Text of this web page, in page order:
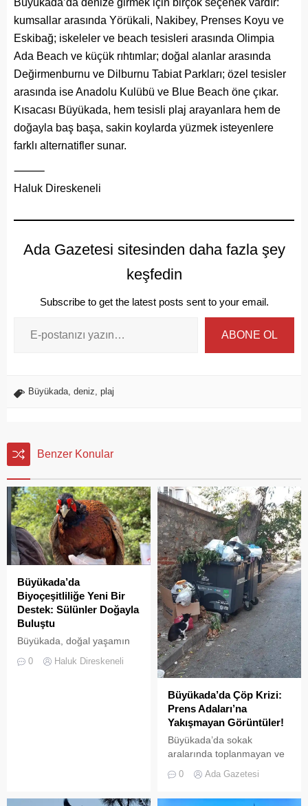
kumsallar arasında Yörükali, Nakibey, Prenses Koyu ve
Eskibağ; iskeleler ve beach tesisleri arasında Olimpia
Ada Beach ve küçük rıhtımlar; doğal alanlar arasında
Değirmenburnu ve Dilburnu Tabiat Parkları; özel tesisler
arasında ise Anadolu Kulübü ve Blue Beach öne çıkar.
Kısacası Büyükada, hem tesisli plaj arayanlara hem de
doğayla baş başa, sakin koylarda yüzmek isteyenlere
farklı alternatifler sunar.
⸻
Haluk Direskeneli
Ada Gazetesi sitesinden daha fazla şey
keşfedin
Subscribe to get the latest posts sent to your email.
ABONE OL
Büyükada deniz plaj
Benzer Konular
Büyükada’da
Biyoçeşitliliğe Yeni Bir
Destek: Sülünler Doğayla
Buluştu
Büyükada, doğal yaşamın
korunması ve biyolojik
çeşitliliğin
0 Haluk Direskeneli
Büyükada’da Çöp Krizi:
Prens Adaları’na
Yakışmayan Görüntüler!
Büyükada’da sokak
aralarında toplanmayan ve
tepkisine neden
0 Ada Gazetesi